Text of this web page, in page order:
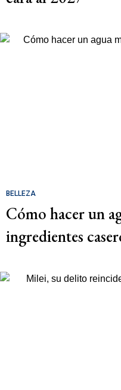
BELLEZA
Cómo hacer un
ingredientes